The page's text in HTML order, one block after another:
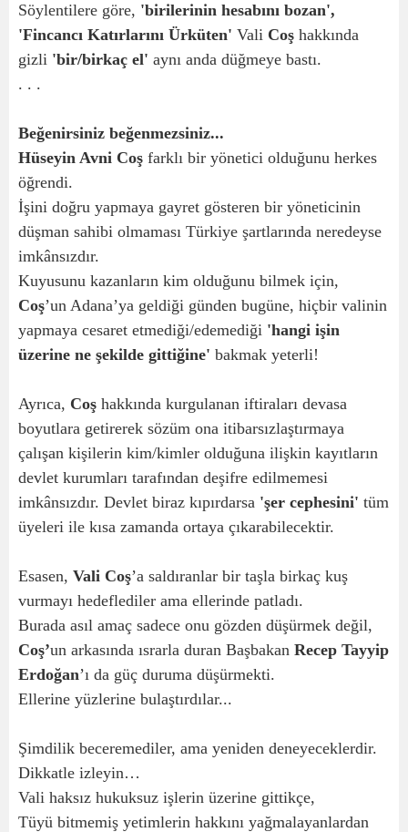
Söylentilere göre, 'birilerinin hesabını bozan',
'Fincancı Katırlarını Ürküten' Vali Coş hakkında
gizli 'bir/birkaç el' aynı anda düğmeye bastı.
. . .
Beğenirsiniz beğenmezsiniz...
Hüseyin Avni Coş farklı bir yönetici olduğunu herkes
öğrendi.
İşini doğru yapmaya gayret gösteren bir yöneticinin
düşman sahibi olmaması Türkiye şartlarında neredeyse
imkânsızdır.
Kuyusunu kazanların kim olduğunu bilmek için,
Coş’un Adana’ya geldiği günden bugüne, hiçbir valinin
yapmaya cesaret etmediği/edemediği 'hangi işin
üzerine ne şekilde gittiğine' bakmak yeterli!
Ayrıca, Coş hakkında kurgulanan iftiraları devasa
boyutlara getirerek sözüm ona itibarsızlaştırmaya
çalışan kişilerin kim/kimler olduğuna ilişkin kayıtların
devlet kurumları tarafından deşifre edilmemesi
imkânsızdır. Devlet biraz kıpırdarsa 'şer cephesini' tüm
üyeleri ile kısa zamanda ortaya çıkarabilecektir.
Esasen, Vali Coş’a saldıranlar bir taşla birkaç kuş
vurmayı hedeflediler ama ellerinde patladı.
Burada asıl amaç sadece onu gözden düşürmek değil,
Coş’un arkasında ısrarla duran Başbakan Recep Tayyip
Erdoğan’ı da güç duruma düşürmekti.
Ellerine yüzlerine bulaştırdılar...
Şimdilik beceremediler, ama yeniden deneyeceklerdir.
Dikkatle izleyin…
Vali haksız hukuksuz işlerin üzerine gittikçe,
Tüyü bitmemiş yetimlerin hakkını yağmalayanlardan